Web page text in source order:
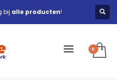
bij alle producten!